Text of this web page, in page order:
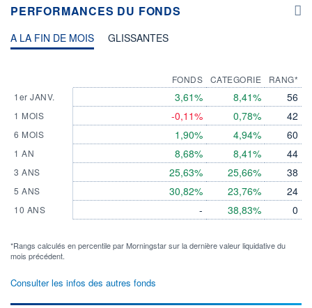
PERFORMANCES DU FONDS
A LA FIN DE MOIS GLISSANTES
1er JANV.
1 MOIS
6 MOIS
1 AN
3 ANS
5 ANS
10 ANS
FONDS
3,61%
-0,11%
1,90%
8,68%
25,63%
30,82%
-
CATEGORIE
8,41%
0,78%
4,94%
8,41%
25,66%
23,76%
38,83%
RANG*
56
42
60
44
38
24
0
*Rangs calculés en percentile par Morningstar sur la dernière valeur liquidative du
mois précédent.
Consulter les infos des autres fonds